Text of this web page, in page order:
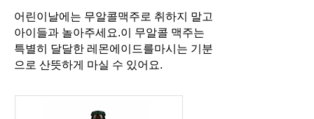
어린이날에는 무알콜맥주로 취하지 말고
아이들과 놀아주세요.이 무알콜 맥주는
특별히 달달한 레몬에이드를마시는 기분
으로 산뜻하게 마실 수 있어요.